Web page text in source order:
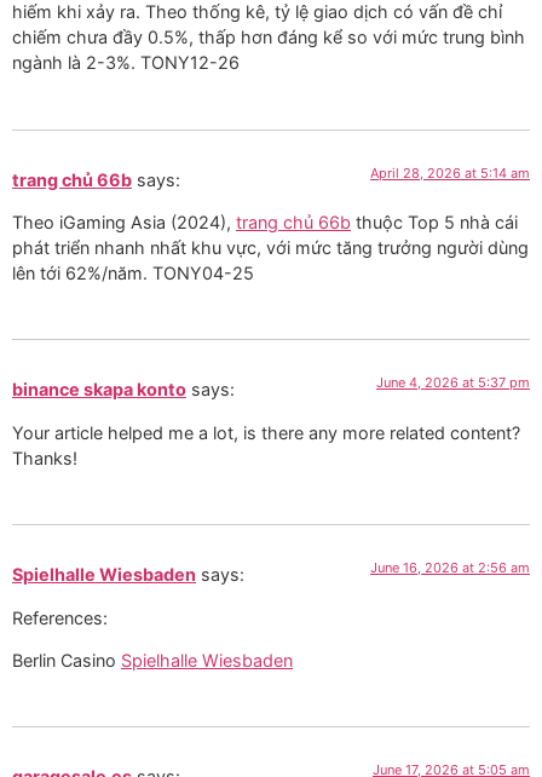
hiếm khi xảy ra. Theo thống kê, tỷ lệ giao dịch có vấn đề chỉ
chiếm chưa đầy 0.5%, thấp hơn đáng kể so với mức trung bình
ngành là 2-3%. TONY12-26
trang chủ 66b says: April 28, 2026 at 5:14 am
Theo iGaming Asia (2024), trang chủ 66b thuộc Top 5 nhà cái
phát triển nhanh nhất khu vực, với mức tăng trưởng người dùng
lên tới 62%/năm. TONY04-25
binance skapa konto says: June 4, 2026 at 5:37 pm
Your article helped me a lot, is there any more related content?
Thanks!
Spielhalle Wiesbaden says: June 16, 2026 at 2:56 am
References:
Berlin Casino Spielhalle Wiesbaden
June 17, 2026 at 5:05 am